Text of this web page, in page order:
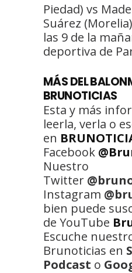
Piedad) vs
Suárez
las 9 de la
deportiva de
MÁSDEL
BRUNOTICIAS
Esta y más
leerla, verla o
en
Facebook
Nuestro
Twitter
Instagram
bien puede
de YouTube
Escuche
Brunoticias en
Podcast o